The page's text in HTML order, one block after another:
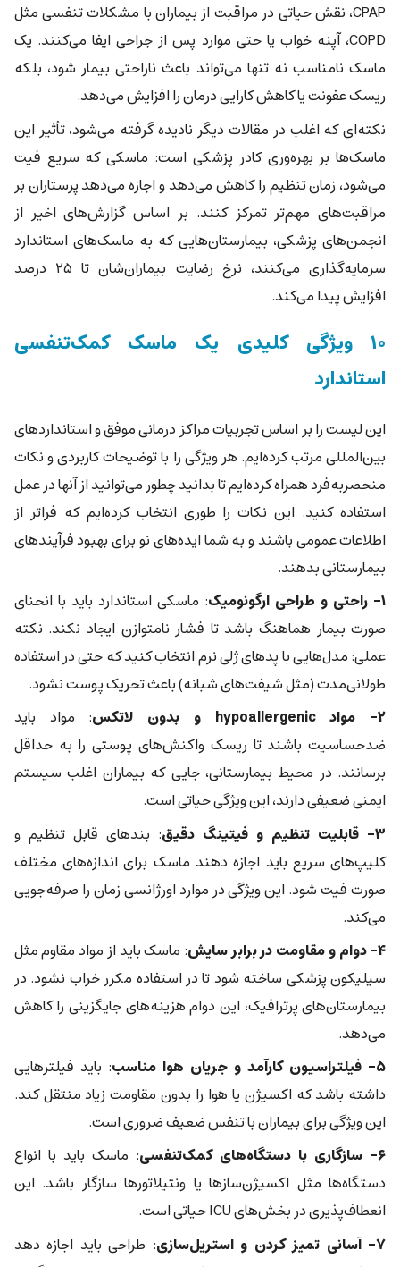
CPAP، نقش حیاتی در مراقبت از بیماران با مشکلات تنفسی مثل
COPD، آپنه خواب یا حتی موارد پس از جراحی ایفا می‌کنند. یک
ماسک نامناسب نه تنها می‌تواند باعث ناراحتی بیمار شود، بلکه
ریسک عفونت یا کاهش کارایی درمان را افزایش می‌دهد.
نکته‌ای که اغلب در مقالات دیگر نادیده گرفته می‌شود، تأثیر این
ماسک‌ها بر بهره‌وری کادر پزشکی است: ماسکی که سریع فیت
می‌شود، زمان تنظیم را کاهش می‌دهد و اجازه می‌دهد پرستاران بر
مراقبت‌های مهم‌تر تمرکز کنند. بر اساس گزارش‌های اخیر از
انجمن‌های پزشکی، بیمارستان‌هایی که به ماسک‌های استاندارد
سرمایه‌گذاری می‌کنند، نرخ رضایت بیماران‌شان تا ۲۵ درصد
افزایش پیدا می‌کند.
۱۰ ویژگی کلیدی یک ماسک کمک‌تنفسی
استاندارد
این لیست را بر اساس تجربیات مراکز درمانی موفق و استانداردهای
بین‌المللی مرتب کرده‌ایم. هر ویژگی را با توضیحات کاربردی و نکات
منحصربه‌فرد همراه کرده‌ایم تا بدانید چطور می‌توانید از آنها در عمل
استفاده کنید. این نکات را طوری انتخاب کرده‌ایم که فراتر از
اطلاعات عمومی باشند و به شما ایده‌های نو برای بهبود فرآیندهای
بیمارستانی بدهند.
۱- راحتی و طراحی ارگونومیک
: ماسکی استاندارد باید با انحنای
صورت بیمار هماهنگ باشد تا فشار نامتوازن ایجاد نکند. نکته
عملی: مدل‌هایی با پدهای ژلی نرم انتخاب کنید که حتی در استفاده
طولانی‌مدت (مثل شیفت‌های شبانه) باعث تحریک پوست نشود.
۲- مواد hypoallergenic و بدون لاتکس
: مواد باید
ضدحساسیت باشند تا ریسک واکنش‌های پوستی را به حداقل
برسانند. در محیط بیمارستانی، جایی که بیماران اغلب سیستم
ایمنی ضعیفی دارند، این ویژگی حیاتی است.
۳- قابلیت تنظیم و فیتینگ دقیق
: بندهای قابل تنظیم و
کلیپ‌های سریع باید اجازه دهند ماسک برای اندازه‌های مختلف
صورت فیت شود. این ویژگی در موارد اورژانسی زمان را صرفه‌جویی
می‌کند.
۴- دوام و مقاومت در برابر سایش
: ماسک باید از مواد مقاوم مثل
سیلیکون پزشکی ساخته شود تا در استفاده مکرر خراب نشود. در
بیمارستان‌های پرترافیک، این دوام هزینه‌های جایگزینی را کاهش
می‌دهد.
۵- فیلتراسیون کارآمد و جریان هوا مناسب
: باید فیلترهایی
داشته باشد که اکسیژن یا هوا را بدون مقاومت زیاد منتقل کند.
این ویژگی برای بیماران با تنفس ضعیف ضروری است.
۶- سازگاری با دستگاه‌های کمک‌تنفسی
: ماسک باید با انواع
دستگاه‌ها مثل اکسیژن‌سازها یا ونتیلاتورها سازگار باشد. این
انعطاف‌پذیری در بخش‌های ICU حیاتی است.
۷- آسانی تمیز کردن و استریل‌سازی
: طراحی باید اجازه دهد